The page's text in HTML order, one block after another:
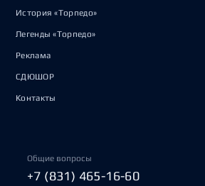
История «Торпедо»
Легенды «Торпедо»
Реклама
СДЮШОР
Контакты
Общие вопросы
+7 (831) 465-16-60